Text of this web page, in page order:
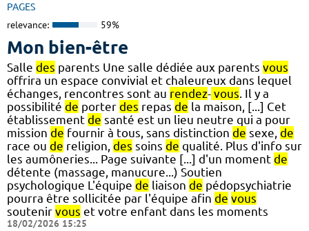
PAGES
relevance: 59%
Mon bien-être
Salle des parents Une salle dédiée aux parents vous
offrira un espace convivial et chaleureux dans lequel
échanges, rencontres sont au rendez- vous. Il y a
possibilité de porter des repas de la maison, [...] Cet
établissement de santé est un lieu neutre qui a pour
mission de fournir à tous, sans distinction de sexe, de
race ou de religion, des soins de qualité. Plus d'info sur
les aumôneries... Page suivante [...] d'un moment de
détente (massage, manucure...) Soutien
psychologique L'équipe de liaison de pédopsychiatrie
pourra être sollicitée par l'équipe afin de vous
soutenir vous et votre enfant dans les moments
18/02/2026 15:25